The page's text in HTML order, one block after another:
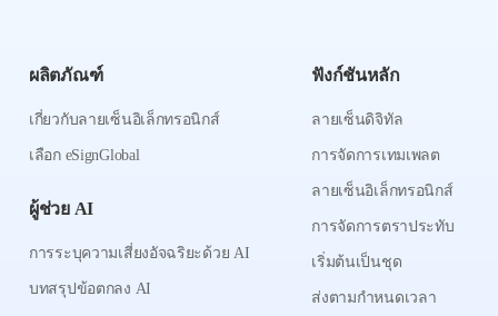
ผลิตภัณฑ์
เกี่ยวกับลายเซ็นอิเล็กทรอนิกส์
เลือก eSignGlobal
ผู้ช่วย AI
การระบุความเสี่ยงอัจฉริยะด้วย AI
บทสรุปข้อตกลง AI
ฟังก์ชันหลัก
ลายเซ็นดิจิทัล
การจัดการเทมเพลต
ลายเซ็นอิเล็กทรอนิกส์
การจัดการตราประทับ
เริ่มต้นเป็นชุด
ส่งตามกำหนดเวลา